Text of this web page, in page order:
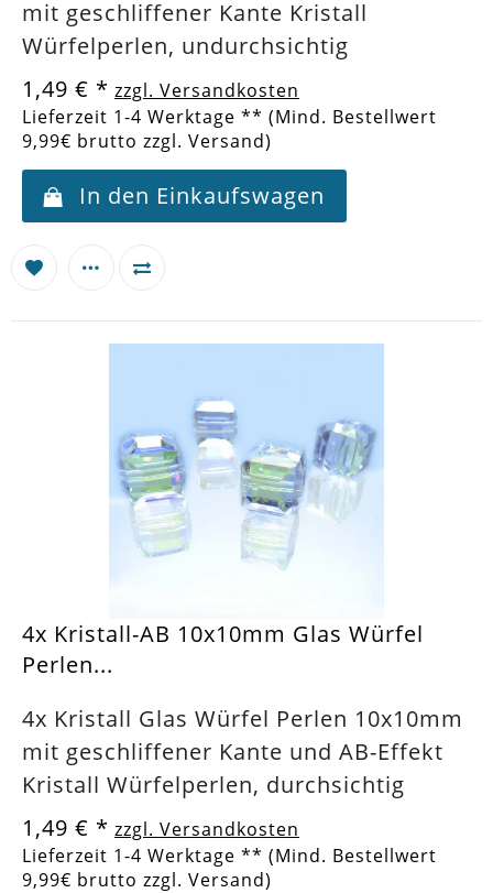
mit geschliffener Kante Kristall
Würfelperlen, undurchsichtig
1,49 € * zzgl. Versandkosten
Lieferzeit 1-4 Werktage ** (Mind. Bestellwert
9,99€ brutto zzgl. Versand)
In den Einkaufswagen
4x Kristall-AB 10x10mm Glas Würfel
Perlen...
4x Kristall Glas Würfel Perlen 10x10mm
mit geschliffener Kante und AB-Effekt
Kristall Würfelperlen, durchsichtig
1,49 € * zzgl. Versandkosten
Lieferzeit 1-4 Werktage ** (Mind. Bestellwert
9,99€ brutto zzgl. Versand)